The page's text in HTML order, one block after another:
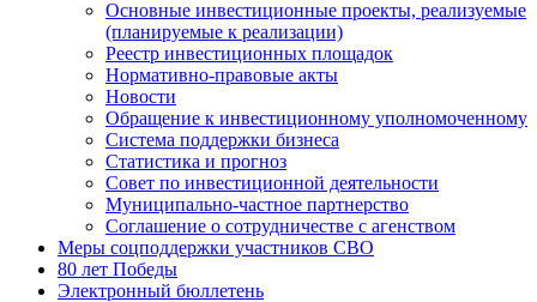
Основные инвестиционные проекты, реализуемые
(планируемые к реализации)
Реестр инвестиционных площадок
Нормативно-правовые акты
Новости
Обращение к инвестиционному уполномоченному
Система поддержки бизнеса
Статистика и прогноз
Совет по инвестиционной деятельности
Муниципально-частное партнерство
Соглашение о сотрудничестве с агенством
Меры соцподдержки участников СВО
80 лет Победы
Электронный бюллетень